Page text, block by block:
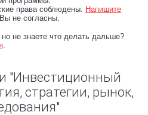
права соблюдены. Напишите
не согласны.
не знаете что делать дальше?
.
"Инвестиционный
стратегии, рынок,